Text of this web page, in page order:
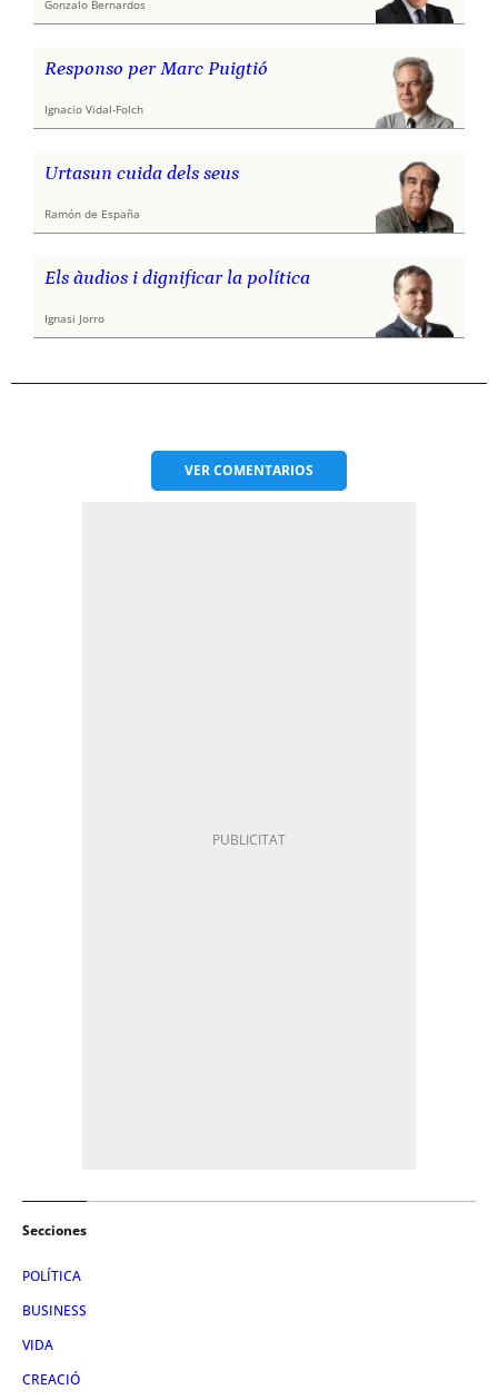
Gonzalo Bernardos
Responso per Marc Puigtió
Ignacio Vidal-Folch
Urtasun cuida dels seus
Ramón de España
Els àudios i dignificar la política
Ignasi Jorro
VERCOMENTARIOS
Secciones
POLÍTICA
BUSINESS
VIDA
CREACIÓ